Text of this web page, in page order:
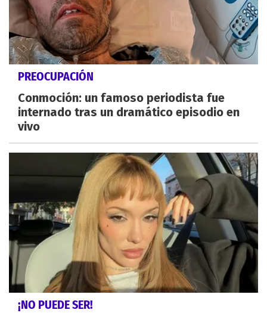
PREOCUPACIÓN
Conmoción: un famoso periodista fue
internado tras un dramático episodio en
vivo
¡NO PUEDE SER!